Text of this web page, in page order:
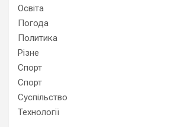
Освіта
Погода
Политика
Різне
Спорт
Спорт
Суспільство
Технології